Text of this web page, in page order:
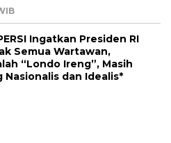
Ingatkan Presiden RI
Semua Wartawan,
“Londo Ireng”, Masih
Nasionalis dan Idealis*